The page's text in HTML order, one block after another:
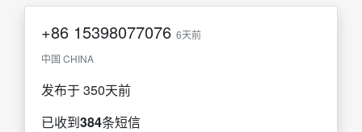
+86 15398077076 6天前
中国 CHINA
发布于 350天前
已收到384条短信